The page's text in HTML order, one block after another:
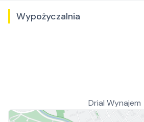
Wypożyczalnia
Drial Wynajem